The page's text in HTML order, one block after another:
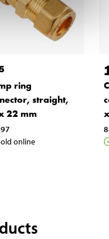
ring
straight,
22 mm
online